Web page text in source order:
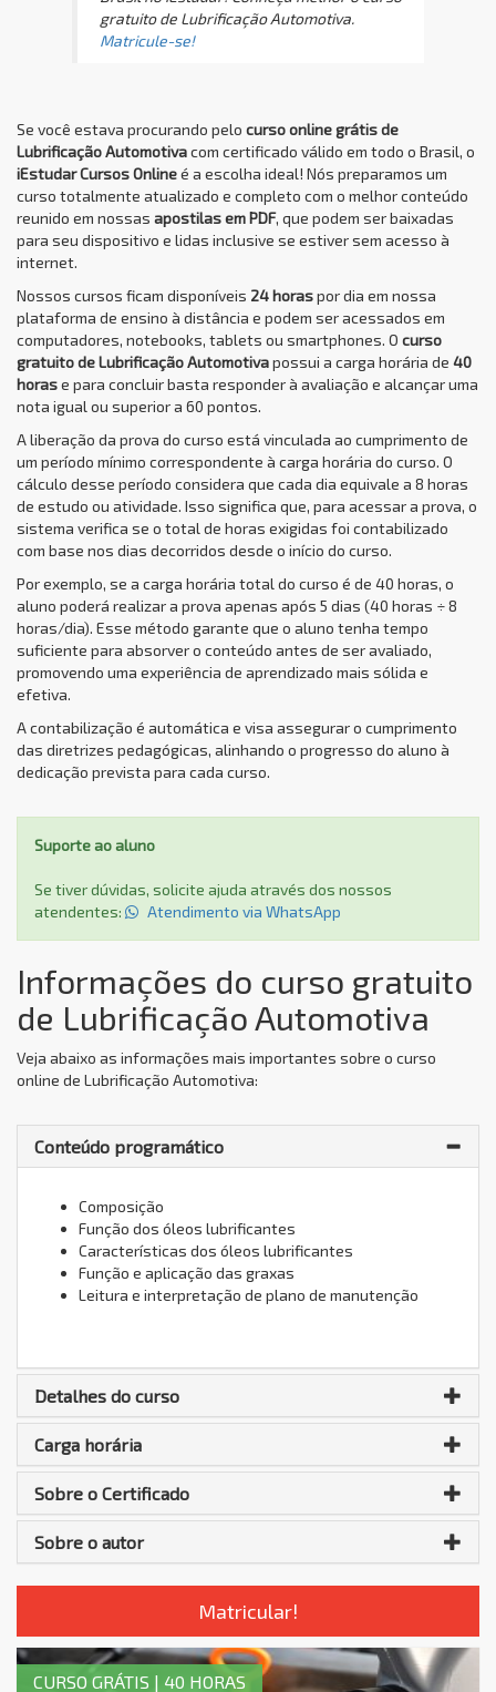
gratuito de Lubrificação Automotiva.
Matricule-se!
Se você estava procurando pelo curso online grátis de
Lubrificação Automotivacom certificado válido em todo o Brasil, o
iEstudar Cursos Onlineé a escolha ideal! Nós preparamos um
curso totalmente atualizado e completo com o melhor conteúdo
reunido em nossas apostilas em PDF, que podem ser baixadas
para seu dispositivo e lidas inclusive se estiver sem acesso à
internet.
Nossos cursos ficam disponíveis 24 horaspor dia em nossa
plataforma de ensino à distância e podem ser acessados em
computadores, notebooks, tablets ou smartphones. O curso
gratuito de Lubrificação Automotivapossui a carga horária de 40
horase para concluir basta responder à avaliação e alcançar uma
nota igual ou superior a 60 pontos.
A liberação da prova do curso está vinculada ao cumprimento de
um período mínimo correspondente à carga horária do curso. O
cálculo desse período considera que cada dia equivale a 8 horas
de estudo ou atividade. Isso significa que, para acessar a prova, o
sistema verifica se o total de horas exigidas foi contabilizado
com base nos dias decorridos desde o início do curso.
Por exemplo, se a carga horária total do curso é de 40 horas, o
aluno poderá realizar a prova apenas após 5 dias (40 horas ÷ 8
horas/dia). Esse método garante que o aluno tenha tempo
suficiente para absorver o conteúdo antes de ser avaliado,
promovendo uma experiência de aprendizado mais sólida e
efetiva.
A contabilização é automática e visa assegurar o cumprimento
das diretrizes pedagógicas, alinhando o progresso do aluno à
dedicação prevista para cada curso.
Suporte ao aluno
Se tiver dúvidas, solicite ajuda através dos nossos
atendentes:
Atendimento via WhatsApp
Informações do curso gratuito
de Lubrificação Automotiva
Veja abaixo as informações mais importantes sobre o curso
online de Lubrificação Automotiva:
Conteúdo programático
Composição
Função dos óleos lubrificantes
Características dos óleos lubrificantes
Função e aplicação das graxas
Leitura e interpretação de plano de manutenção
Detalhes do curso
Carga horária
Sobre o Certificado
Sobre o autor
Matricular!
CURSO GRÁTIS | 40 HORAS